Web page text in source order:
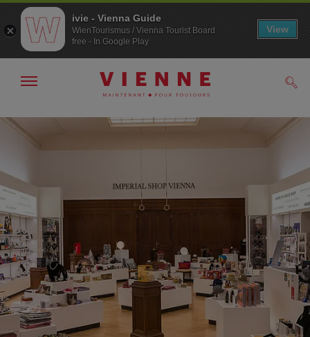
Navigation
Contenu
Afficher
la
ivie - Vienna Guide
WienTourismus / Vienna Tourist Board
free - In Google Play
View